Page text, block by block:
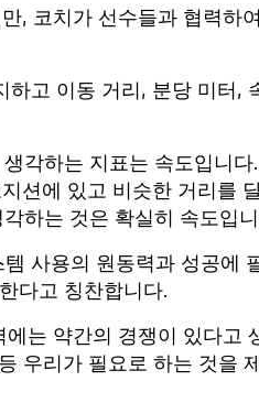
, 코치가 선수들과 협력하
고 이동 거리, 분당 미터,
각하는 지표는 속도입니
에 있고 비슷한 거리를
하는 것은 확실히 속도입
사용의 원동력과 성공에
다고 칭찬합니다.
는 약간의 경쟁이 있다고
우리가 필요로 하는 것을